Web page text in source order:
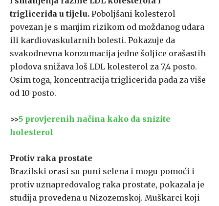
triglicerida u tijelu. Poboljšani kolesterol
povezan je s manjim rizikom od moždanog udara
ili kardiovaskularnih bolesti. Pokazuje da
svakodnevna konzumacija jedne šoljice orašastih
plodova snižava loš LDL kolesterol za 7,4 posto.
Osim toga, koncentracija triglicerida pada za više
od 10 posto.
>>5 provjerenih načina kako da snizite
holesterol
Protiv raka prostate
Brazilski orasi su puni selena i mogu pomoći i
protiv uznapredovalog raka prostate, pokazala je
studija provedena u Nizozemskoj. Muškarci koji